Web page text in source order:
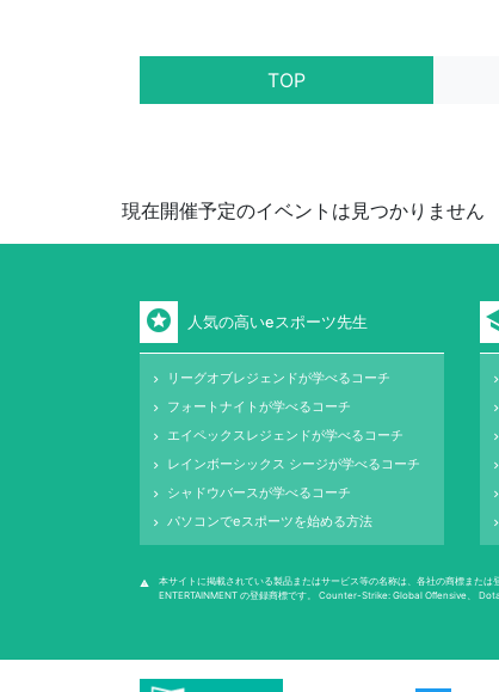
TOP
現在開催予定のイベントは見つかりません
stars 人気の高いeスポーツ先生
keyboard_arrow_right リーグオブレジェンドが学べるコーチ
keyboard_arrow_right フォートナイトが学べるコーチ
keyboard_arrow_right エイペックスレジェンドが学べるコーチ
keyboard_arrow_right レインボーシックス シージが学べるコーチ
keyboard_arrow_right シャドウバースが学べるコーチ
keyboard_arrow_right パソコンでeスポーツを始める方法
keyboard_arrow_right
keyboard_arrow_right
keyboard_arrow_right
keyboard_arrow_right
keyboard_arrow_right
keyboard_arrow_right
warning
本サイトに掲載されている製品またはサービス等の名称は、各社の商標また
ENTERTAINMENT の登録商標です。 Counter-Strike: Global Oﬀensive、